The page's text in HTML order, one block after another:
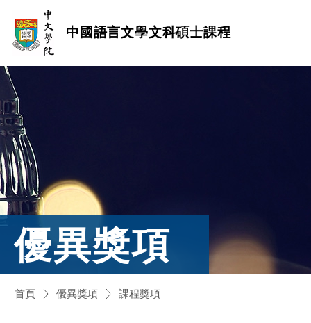
中國語言文學文科碩士課程
到
內
優異獎項
首頁 優異獎項 課程獎項